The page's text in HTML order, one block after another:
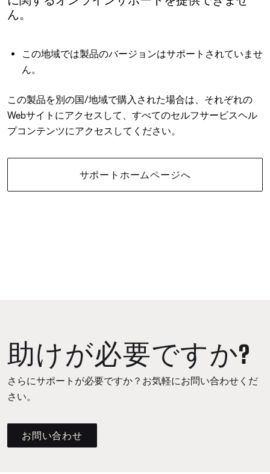
ん。
この地域では製品のバージョンはサポートされていませ
ん。
この製品を別の国/地域で購入された場合は、それぞれの
Webサイトにアクセスして、すべてのセルフサービスヘル
プコンテンツにアクセスしてください。
サポートホームページへ
助けが必要ですか?
さらにサポートが必要ですか？お気軽にお問い合わせくだ
さい。
お問い合わせ